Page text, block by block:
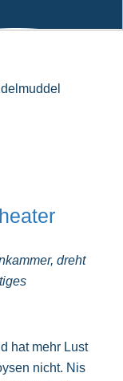
dreht
hat mehr Lust
nicht. Nis